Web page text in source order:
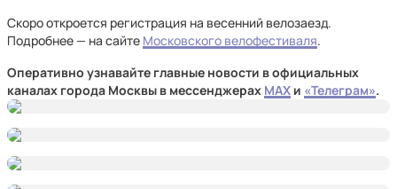
Скоро откроется регистрация на весенний велозаезд.
Подробнее — на сайте Московского велофестиваля.
Оперативно узнавайте главные новости в официальных
каналах города Москвы в мессенджерах MAX и «Телеграм».